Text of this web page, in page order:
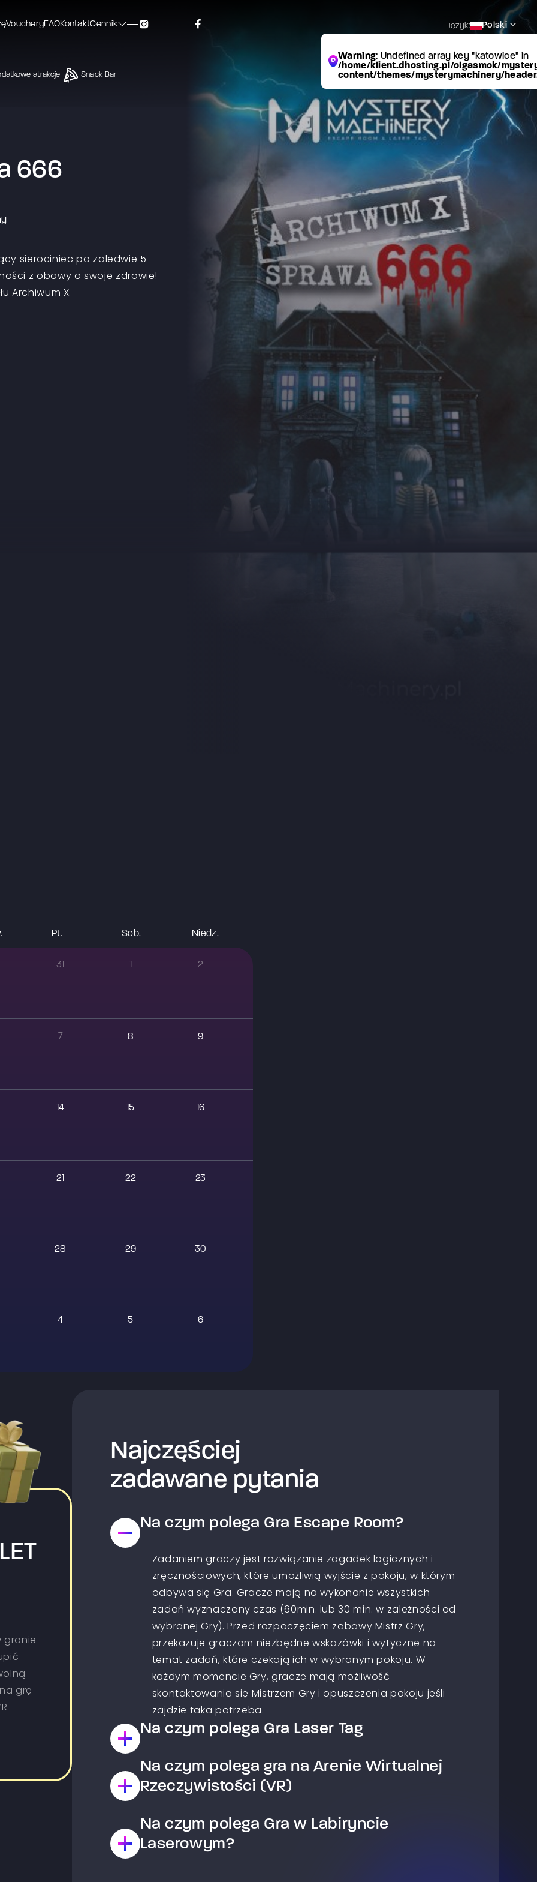
VoucheryFAQKontaktCennik
atrakcje Snack Bar
Język: Polski
Warning: Undefined array key "katowice" in
/home/klient.dhosting.pl/olgasmok/
content/themes/mysterymachinery/
666
sierociniec po zaledwie 5
z obawy o swoje zdrowie!
Archiwum X.
pt. sob. niedz.
31 2
7 8 9
14 15 16
21 22 23
28 29 30
4 5 6
gronie
grę
Najczęściej
zadawane pytania
Na czym polega Gra Escape Room?
Zadaniem graczy jest rozwiązanie zagadek logicznych i
zręcznościowych, które umożliwią wyjście z pokoju, w którym
odbywa się Gra. Gracze mają na wykonanie wszystkich
zadań wyznaczony czas (60min. lub 30 min. w zależności od
wybranej Gry). Przed rozpoczęciem zabawy Mistrz Gry,
przekazuje graczom niezbędne wskazówki i wytyczne na
temat zadań, które czekają ich w wybranym pokoju. W
każdym momencie Gry, gracze mają możliwość
skontaktowania się Mistrzem Gry i opuszczenia pokoju jeśli
zajdzie taka potrzeba.
Na czym polega Gra Laser Tag
Jest to Gra typu paintball laserowy. Gracze dzielą się na
drużyny, które współzawodniczą ze sobą aby osiągnąć cel
zestrzelenie Graczy z drużyny przeciwnej lub wykonanie
zadania np. zajęcie bazy drużyny przeciwnej. Paintball
laserowy w przeciwieństwie do klasycznego paintballa jest
Na czym polega gra na Arenie Wirtualnej
Rzeczywistości (VR)
Arena wirtualnej rzeczywistości to przestrzeń, w której masz
możliwość przenieść się w świat wirtualnych doznań. Na
Na czym polega Gra w Labiryncie
Laserowym?